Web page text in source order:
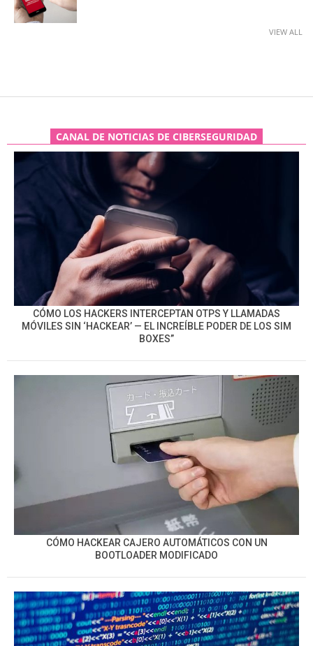
VIEW ALL
CANAL DE NOTICIAS DE CIBERSEGURIDAD
CÓMO LOS HACKERS INTERCEPTAN OTPS Y LLAMADAS
MÓVILES SIN ‘HACKEAR’ — EL INCREÍBLE PODER DE LOS SIM
BOXES”
CÓMO HACKEAR CAJERO AUTOMÁTICOS CON UN
BOOTLOADER MODIFICADO